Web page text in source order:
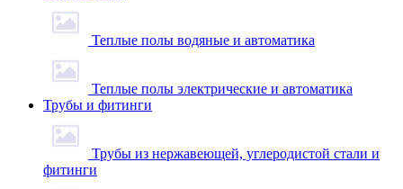
Теплые полы водяные и автоматика
Теплые полы электрические и автоматика
Трубы и фитинги
Трубы из нержавеющей, углеродистой стали и
фитинги